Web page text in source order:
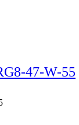
47-W-55